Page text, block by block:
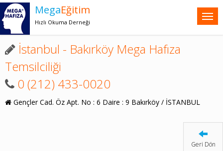
MegaEğitim
Hızlı Okuma Derneği
İstanbul - Bakırköy Mega Hafıza
Temsilciliği
0 (212) 433-0020
Gençler Cad. Öz Apt. No : 6 Daire : 9 Bakırköy / İSTANBUL
Geri Dön